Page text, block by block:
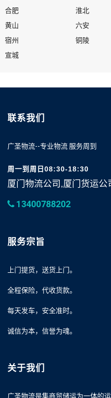
合肥
淮北
黄山
六安
宿州
铜陵
宣城
联系我们
广圣物流--专业物流 服务周到
周一到周日08:30-18:30
厦门物流公司,厦门货运公
13400788202
服务宗旨
上门提货，送货上门。
全程保险，代收货款。
每天发车，安全准时。
诚信为本，信誉为魂。
关于我们
广圣物流是集商贸储运为一体的